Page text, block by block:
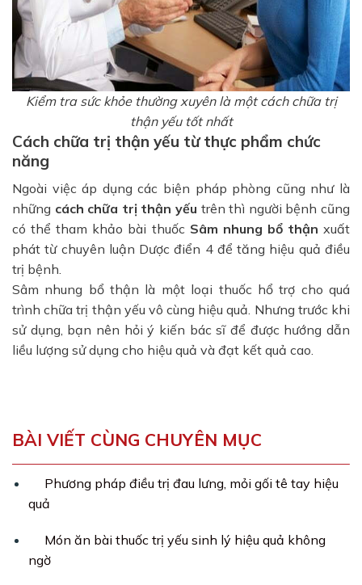
Kiểm tra sức khỏe thường xuyên là một cách chữa trị
thận yếu tốt nhất
Cách chữa trị thận yếu từ thực phẩm chức
năng
Ngoài việc áp dụng các biện pháp phòng cũng như là
những cách chữa trị thận yếu trên thì người bệnh cũng
có thể tham khảo bài thuốc Sâm nhung bổ thận xuất
phát từ chuyên luận Dược điển 4 để tăng hiệu quả điều
trị bệnh.
Sâm nhung bổ thận là một loại thuốc hổ trợ cho quá
trình chữa trị thận yếu vô cùng hiệu quả. Nhưng trước khi
sử dụng, bạn nên hỏi ý kiến bác sĩ để được hướng dẫn
liều lượng sử dụng cho hiệu quả và đạt kết quả cao.
BÀI VIẾT CÙNG CHUYÊN MỤC
Phương pháp điều trị đau lưng, mỏi gối tê tay hiệu
quả
Món ăn bài thuốc trị yếu sinh lý hiệu quả không
ngờ